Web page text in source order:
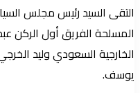
التقى السيد رئيس مجلس
المسلحة الفريق أول الركن
الخارجية السعودي وليد
يوسف.